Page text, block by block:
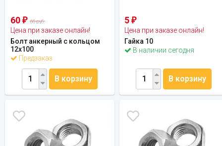
60 ₽ 66 руб.
Цена при заказе онлайн!
Болт анкерный с кольцом
12х100
Предзаказ
В корзину
5₽
Цена при заказе онлайн!
Гайка 10
В наличии сегодня
В корзину